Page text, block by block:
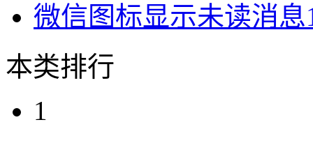
微信图标显示未读消
本类排行
1